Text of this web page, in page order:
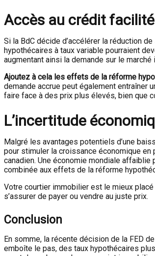
Accès au crédit facilité
Si la BdC décide d’accélérer la réduction
hypothécaires à taux variable pourraient
augmentant ainsi la demande sur le marché
Ajoutez à cela les effets de la réforme
demande accrue peut également entraîner
faire face à des prix plus élevés, bien que
L’incertitude
Malgré les avantages potentiels d’une
pour stimuler la croissance économique
canadien. Une économie mondiale
combinée aux effets de la réforme
Votre courtier immobilier est le mieux
s’assurer de payer ou vendre au juste prix.
Conclusion
En somme, la récente décision de la FED
emboîte le pas, des taux hypothécaires